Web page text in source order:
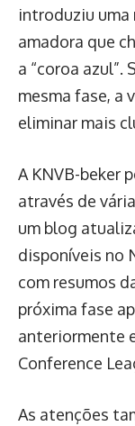
introduziu uma
amadora que
a “coroa azul”.
mesma fase, a
eliminar mais
A KNVB-beker
através de
um blog
disponíveis no
com resumos
próxima fase
anteriormente
Conference
As atenções